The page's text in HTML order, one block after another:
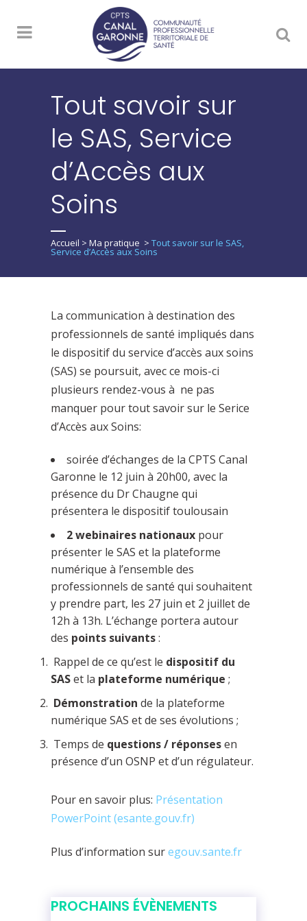
Tout savoir sur
le SAS, Service
d’Accès aux
Soins
Accueil > Ma pratique > Tout savoir sur le SAS,
Service d’Accès aux Soins
La communication à destination des
professionnels de santé impliqués dans
le dispositif du service d’accès aux soins
(SAS) se poursuit, avec ce mois-ci
plusieurs rendez-vous à ne pas
manquer pour tout savoir sur le Serice
d’Accès aux Soins:
soirée d’échanges de la CPTS Canal
Garonne le 12 juin à 20h00, avec la
présence du Dr Chaugne qui
présentera le dispositif toulousain
2 webinaires nationaux pour
présenter le SAS et la plateforme
numérique à l’ensemble des
professionnels de santé qui souhaitent
y prendre part, les 27 juin et 2 juillet de
12h à 13h. L’échange portera autour
des points suivants:
Rappel de ce qu’est le dispositif du
SASet la plateforme numérique ;
Démonstration de la plateforme
numérique SAS et de ses évolutions ;
Temps de questions / réponsesen
présence d’un OSNP et d’un régulateur.
Pour en savoir plus: Présentation
PowerPoint (esante.gouv.fr)
Plus d’information suregouv.sante.fr
PROCHAINS ÉVÈNEMENTS